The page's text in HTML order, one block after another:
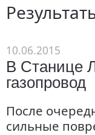
10.06.2015
В Станице
газопровод
После
сильные